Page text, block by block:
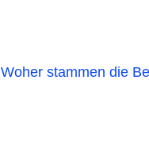
Woher stammen die